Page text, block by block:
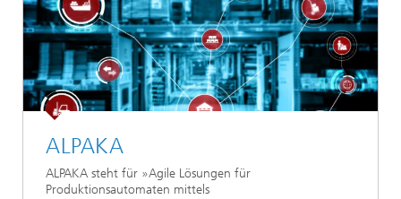
ALPAKA
ALPAKA steht für »Agile Lösungen für
Produktionsautomaten mittels